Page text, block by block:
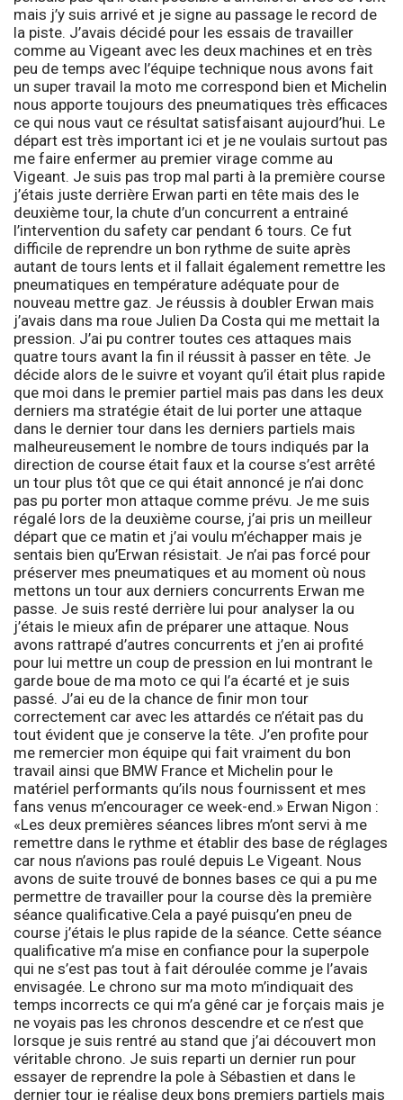
mais j’y suis arrivé et je signe au passage le record de
la piste. J’avais décidé pour les essais de travailler
comme au Vigeant avec les deux machines et en très
peu de temps avec l’équipe technique nous avons fait
un super travail la moto me correspond bien et Michelin
nous apporte toujours des pneumatiques très efficaces
ce qui nous vaut ce résultat satisfaisant aujourd’hui. Le
départ est très important ici et je ne voulais surtout pas
me faire enfermer au premier virage comme au
Vigeant. Je suis pas trop mal parti à la première course
j’étais juste derrière Erwan parti en tête mais des le
deuxième tour, la chute d’un concurrent a entrainé
l’intervention du safety car pendant 6 tours. Ce fut
difficile de reprendre un bon rythme de suite après
autant de tours lents et il fallait également remettre les
pneumatiques en température adéquate pour de
nouveau mettre gaz. Je réussis à doubler Erwan mais
j’avais dans ma roue Julien Da Costa qui me mettait la
pression. J’ai pu contrer toutes ces attaques mais
quatre tours avant la fin il réussit à passer en tête. Je
décide alors de le suivre et voyant qu’il était plus rapide
que moi dans le premier partiel mais pas dans les deux
derniers ma stratégie était de lui porter une attaque
dans le dernier tour dans les derniers partiels mais
malheureusement le nombre de tours indiqués par la
direction de course était faux et la course s’est arrêté
un tour plus tôt que ce qui était annoncé je n’ai donc
pas pu porter mon attaque comme prévu. Je me suis
régalé lors de la deuxième course, j’ai pris un meilleur
départ que ce matin et j’ai voulu m’échapper mais je
sentais bien qu’Erwan résistait. Je n’ai pas forcé pour
préserver mes pneumatiques et au moment où nous
mettons un tour aux derniers concurrents Erwan me
passe. Je suis resté derrière lui pour analyser la ou
j’étais le mieux afin de préparer une attaque. Nous
avons rattrapé d’autres concurrents et j’en ai profité
pour lui mettre un coup de pression en lui montrant le
garde boue de ma moto ce qui l’a écarté et je suis
passé. J’ai eu de la chance de finir mon tour
correctement car avec les attardés ce n’était pas du
tout évident que je conserve la tête. J’en profite pour
me remercier mon équipe qui fait vraiment du bon
travail ainsi que BMW France et Michelin pour le
matériel performants qu’ils nous fournissent et mes
fans venus m’encourager ce week-end.» Erwan Nigon :
«Les deux premières séances libres m’ont servi à me
remettre dans le rythme et établir des base de réglages
car nous n’avions pas roulé depuis Le Vigeant. Nous
avons de suite trouvé de bonnes bases ce qui a pu me
permettre de travailler pour la course dès la première
séance qualificative.Cela a payé puisqu’en pneu de
course j’étais le plus rapide de la séance. Cette séance
qualificative m’a mise en confiance pour la superpole
qui ne s’est pas tout à fait déroulée comme je l’avais
envisagée. Le chrono sur ma moto m’indiquait des
temps incorrects ce qui m’a gêné car je forçais mais je
ne voyais pas les chronos descendre et ce n’est que
lorsque je suis rentré au stand que j’ai découvert mon
véritable chrono. Je suis reparti un dernier run pour
essayer de reprendre la pole à Sébastien et dans le
dernier tour je réalise deux bons premiers partiels mais